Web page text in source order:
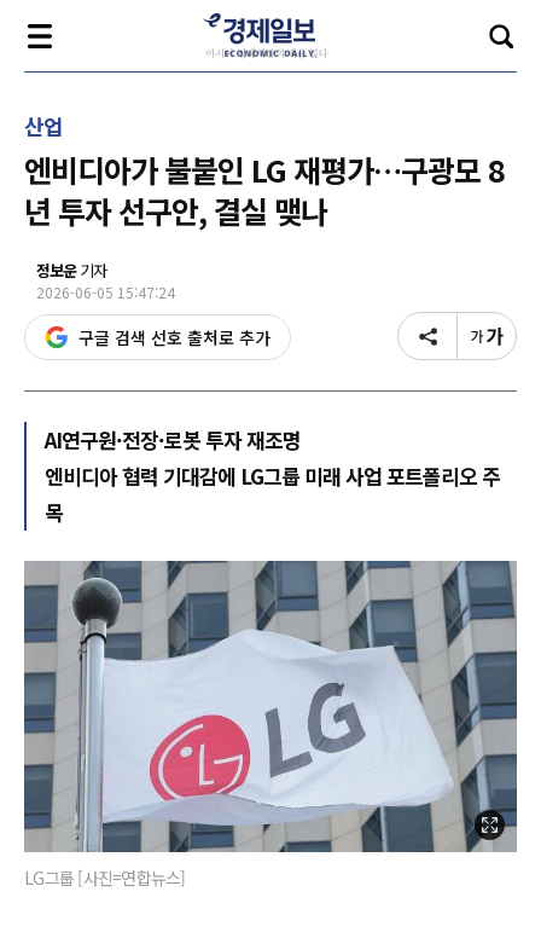
산업
엔비디아가 불붙인 LG 재평가…구광모 8
년 투자 선구안, 결실 맺나
정보운기자
2026-06-05 15:47:24
구글 검색 선호 출처로 추가
AI연구원·전장·로봇 투자 재조명
엔비디아 협력 기대감에 LG그룹 미래 사업 포트폴리오 주
목
LG그룹 [사진=연합뉴스]